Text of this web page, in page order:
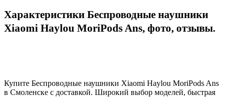
Характеристики Беспроводные наушники
Xiaomi Haylou MoriPods Ans, фото, отзывы.
Купите Беспроводные наушники Xiaomi Haylou MoriPods Ans
в Смоленске с доставкой. Широкий выбор моделей, быстрая